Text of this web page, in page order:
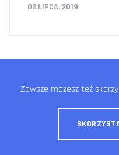
02 LIPCA, 2019
Zawsze możesz też